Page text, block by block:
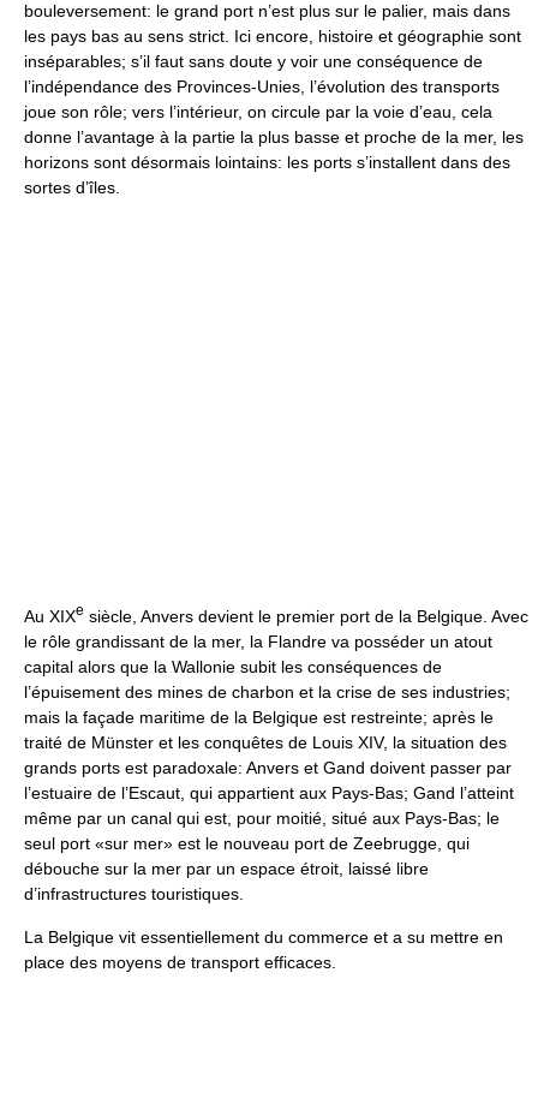
bouleversement: le grand port n’est plus sur le palier, mais dans
les pays bas au sens strict. Ici encore, histoire et géographie sont
inséparables; s’il faut sans doute y voir une conséquence de
l’indépendance des Provinces-Unies, l’évolution des transports
joue son rôle; vers l’intérieur, on circule par la voie d’eau, cela
donne l’avantage à la partie la plus basse et proche de la mer, les
horizons sont désormais lointains: les ports s’installent dans des
sortes d’îles.
Au XIXe siècle, Anvers devient le premier port de la Belgique. Avec
le rôle grandissant de la mer, la Flandre va posséder un atout
capital alors que la Wallonie subit les conséquences de
l’épuisement des mines de charbon et la crise de ses industries;
mais la façade maritime de la Belgique est restreinte; après le
traité de Münster et les conquêtes de Louis XIV, la situation des
grands ports est paradoxale: Anvers et Gand doivent passer par
l’estuaire de l’Escaut, qui appartient aux Pays-Bas; Gand l’atteint
même par un canal qui est, pour moitié, situé aux Pays-Bas; le
seul port «sur mer» est le nouveau port de Zeebrugge, qui
débouche sur la mer par un espace étroit, laissé libre
d’infrastructures touristiques.
La Belgique vit essentiellement du commerce et a su mettre en
place des moyens de transport efficaces.